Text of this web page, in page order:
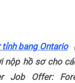
09/
bang Ontario
nộp hồ sơ cho
Job Offer: